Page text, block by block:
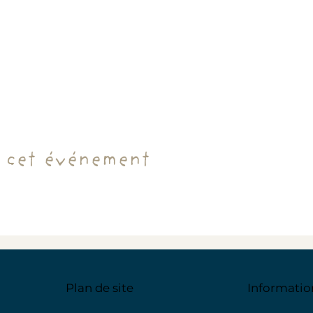
événement
Plan de site